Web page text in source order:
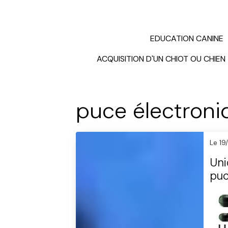
EDUCATION CANINE
ACQUISITION D'UN CHIOT OU CHIEN
puce
Le